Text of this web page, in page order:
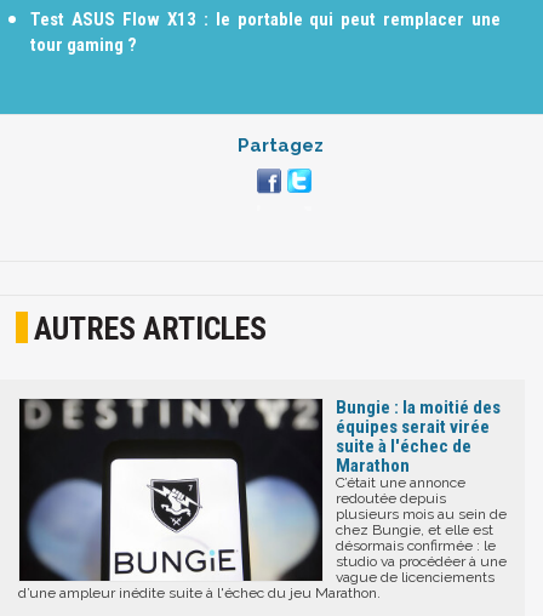
Test ASUS Flow X13 : le portable qui peut remplacer une
tour gaming ?
Partagez
AUTRES ARTICLES
Bungie : la moitié des
équipes serait virée
suite à l'échec de
Marathon
C’était une annonce
redoutée depuis
plusieurs mois au sein de
chez Bungie, et elle est
désormais confirmée : le
studio va procédéer à une
vague de licenciements
d’une ampleur inédite suite à l'échec du jeu Marathon.